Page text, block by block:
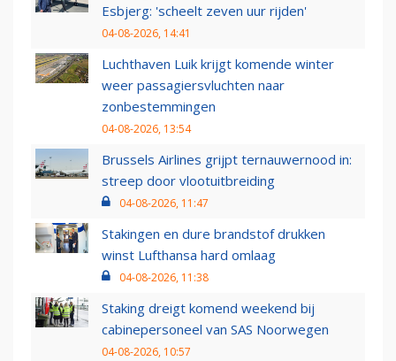
Esbjerg: 'scheelt zeven uur rijden'
04-08-2026, 14:41
Luchthaven Luik krijgt komende winter
weer passagiersvluchten naar
zonbestemmingen
04-08-2026, 13:54
Brussels Airlines grijpt ternauwernood in:
streep door vlootuitbreiding
04-08-2026, 11:47
Stakingen en dure brandstof drukken
winst Lufthansa hard omlaag
04-08-2026, 11:38
Staking dreigt komend weekend bij
cabinepersoneel van SAS Noorwegen
04-08-2026, 10:57